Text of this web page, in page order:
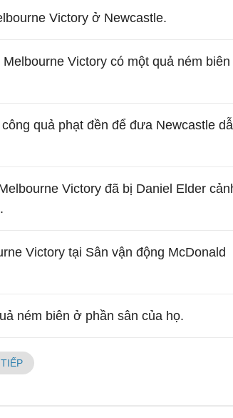
Victory ở Newcastle.
Victory có một quả ném biên
quả phạt đền để đưa Newcastle
Victory đã bị Daniel Elder
Victory tại Sân vận động McDonald
ném biên ở phần sân của họ.